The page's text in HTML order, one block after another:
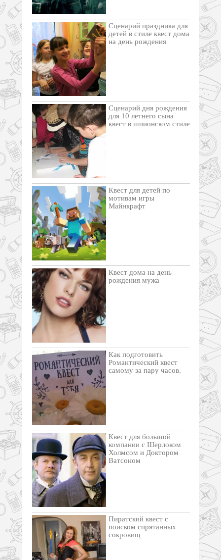
Cценарий праздника для
детей в стиле квест дома
на день рождения
Сценарий дня рождения
для 10 летнего сына
квест в шпионском стиле
Квест для детей по
мотивам игры
Майнкрафт
Квест дома на день
рождения мужа
Как подготовить
Романтический квест
самому за пару часов.
Квест для большой
компании с Шерлоком
Холмсом и Доктором
Ватсоном
Пиратский квест с
поиском спрятанных
сокровищ